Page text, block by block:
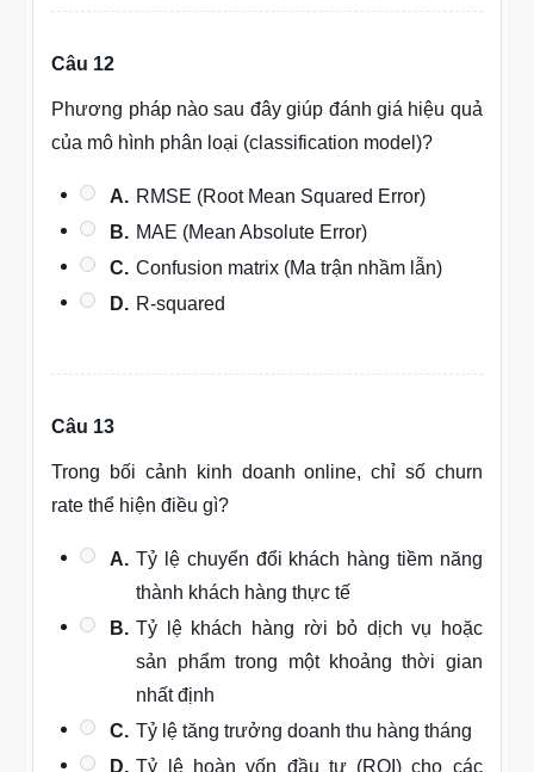
Câu 12
Phương pháp nào sau đây giúp đánh giá hiệu quả
của mô hình phân loại (classification model)?
A. RMSE (Root Mean Squared Error)
B. MAE (Mean Absolute Error)
C. Confusion matrix (Ma trận nhầm lẫn)
D. R-squared
Câu 13
Trong bối cảnh kinh doanh online, chỉ số churn
rate thể hiện điều gì?
A. Tỷ lệ chuyển đổi khách hàng tiềm năng
thành khách hàng thực tế
B. Tỷ lệ khách hàng rời bỏ dịch vụ hoặc
sản phẩm trong một khoảng thời gian
nhất định
C. Tỷ lệ tăng trưởng doanh thu hàng tháng
D. Tỷ lệ hoàn vốn đầu tư (ROI) cho các